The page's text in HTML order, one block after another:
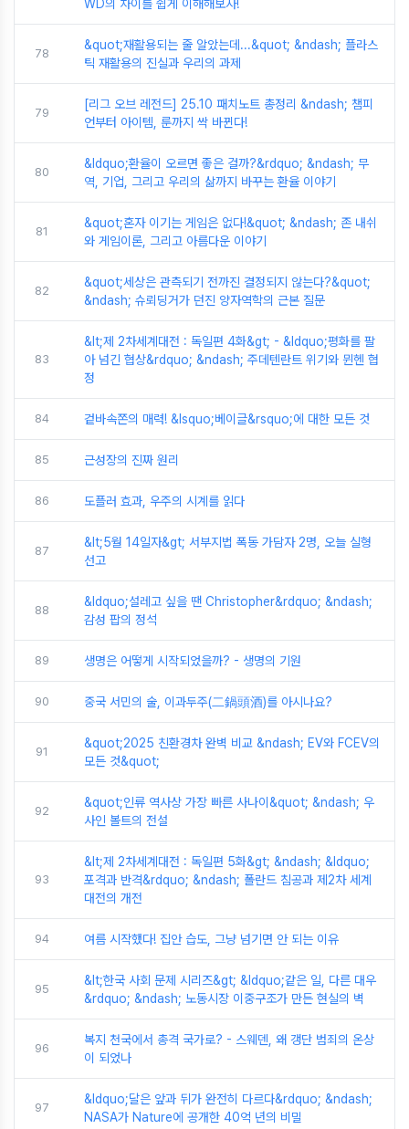
WD의 차이를 쉽게 이해해보자!
78
&quot;재활용되는 줄 알았는데...&quot; &ndash; 플라스
틱 재활용의 진실과 우리의 과제
79
[리그 오브 레전드] 25.10 패치노트 총정리 &ndash; 챔피
언부터 아이템, 룬까지 싹 바뀐다!
80
&ldquo;환율이 오르면 좋은 걸까?&rdquo; &ndash; 무
역, 기업, 그리고 우리의 삶까지 바꾸는 환율 이야기
81
&quot;혼자 이기는 게임은 없다!&quot; &ndash; 존 내쉬
와 게임이론, 그리고 아름다운 이야기
82
&quot;세상은 관측되기 전까진 결정되지 않는다?&quot;
&ndash; 슈뢰딩거가 던진 양자역학의 근본 질문
83
&lt;제 2차세계대전 : 독일편 4화&gt; - &ldquo;평화를 팔
아 넘긴 협상&rdquo; &ndash; 주데텐란트 위기와 뮌헨 협
정
84 겉바속쫀의 매력! &lsquo;베이글&rsquo;에 대한 모든 것
85 근성장의 진짜 원리
86 도플러 효과, 우주의 시계를 읽다
87
&lt;5월 14일자&gt; 서부지법 폭동 가담자 2명, 오늘 실형
선고
88
&ldquo;설레고 싶을 땐 Christopher&rdquo; &ndash;
감성 팝의 정석
89 생명은 어떻게 시작되었을까? - 생명의 기원
90 중국 서민의 술, 이과두주(二鍋頭酒)를 아시나요?
91
&quot;2025 친환경차 완벽 비교 &ndash; EV와 FCEV의
모든 것&quot;
92
&quot;인류 역사상 가장 빠른 사나이&quot; &ndash; 우
사인 볼트의 전설
93
&lt;제 2차세계대전 : 독일편 5화&gt; &ndash; &ldquo;
포격과 반격&rdquo; &ndash; 폴란드 침공과 제2차 세계
대전의 개전
94 여름 시작했다! 집안 습도, 그냥 넘기면 안 되는 이유
95
&lt;한국 사회 문제 시리즈&gt; &ldquo;같은 일, 다른 대우
&rdquo; &ndash; 노동시장 이중구조가 만든 현실의 벽
96
복지 천국에서 총격 국가로? - 스웨덴, 왜 갱단 범죄의 온상
이 되었나
97
&ldquo;달은 앞과 뒤가 완전히 다르다&rdquo; &ndash;
NASA가 Nature에 공개한 40억 년의 비밀